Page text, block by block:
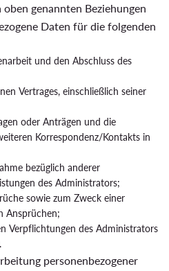
genannten Beziehungen
Daten für die folgenden
und den Abschluss des
Vertrages, einschließlich seiner
oder Anträgen und die
Korrespondenz/Kontakts in
bezüglich anderer
des Administrators;
sowie zum Zweck einer
Ansprüchen;
Verpflichtungen des Administrators
personenbezogener